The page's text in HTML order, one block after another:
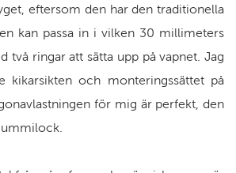
eftersom den har den traditionella
kan passa in i vilken 30 millimeters
två ringar att sätta upp på vapnet. Jag
kikarsikten och monteringssättet på
för mig är perfekt, den